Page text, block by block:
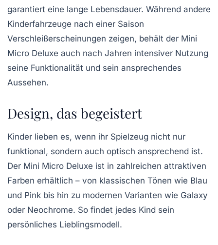
garantiert eine lange Lebensdauer. Während andere
Kinderfahrzeuge nach einer Saison
Verschleißerscheinungen zeigen, behält der Mini
Micro Deluxe auch nach Jahren intensiver Nutzung
seine Funktionalität und sein ansprechendes
Aussehen.
Design, das begeistert
Kinder lieben es, wenn ihr Spielzeug nicht nur
funktional, sondern auch optisch ansprechend ist.
Der Mini Micro Deluxe ist in zahlreichen attraktiven
Farben erhältlich – von klassischen Tönen wie Blau
und Pink bis hin zu modernen Varianten wie Galaxy
oder Neochrome. So findet jedes Kind sein
persönliches Lieblingsmodell.